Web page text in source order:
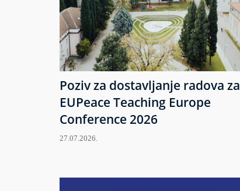
Poziv za dostavljanje radova za
EUPeace Teaching Europe
Conference 2026
27.07.2026.